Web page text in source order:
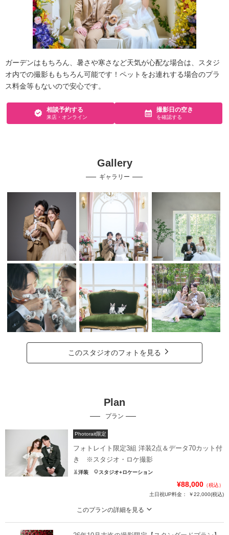
ガーデンはもちろん、暑さや寒さなど天気が心配な場合は、スタジ
オ内での撮影ももちろん可能です！ペットをお連れする場合のプラ
ス料金等もないので安心です。
相談予約する
来店・オンライン
撮影日の空き
を確認する
Gallery
ギャラリー
このスタジオのフォトを見る
Plan
プラン
Photorait限定
フォトレイト限定3組 洋装2点＆データ70カット付
き ※スタジオ・ロケ撮影
洋装 スタジオ+ロケーション
¥88,000 （税込）
土日祝UP料金：
￥22,000(税込)
このプランの詳細を見る
【26年月9月末迄の期間限定￥88,000！2着スタジオ・ロケ撮影】 ◎選べる衣
装２着・ヘアメイク付きプラン！データ70カット